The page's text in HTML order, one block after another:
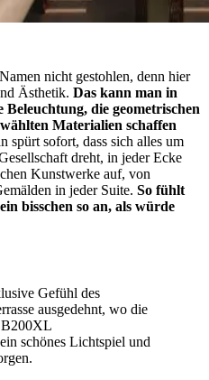
nicht gestohlen, denn hier
Ästhetik. Das kann man in
Beleuchtung, die geometrischen
Materialien schaffen
spürt sofort, dass sich alles um
dreht, in jeder Ecke
Kunstwerke auf, von
in jeder Suite. So fühlt
bisschen so an, als würde
Gefühl des
ausgedehnt, wo die
B200XL
schönes Lichtspiel und